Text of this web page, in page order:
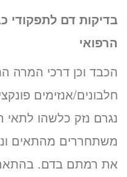
בדיקות דם לתפקודי
הרפואי
הכבד וכן דרכי המרה
חלבונים/אנזימים
נגרם נזק כלשהו לתאי
משתחררים מהתאים
את רמתם בדם.